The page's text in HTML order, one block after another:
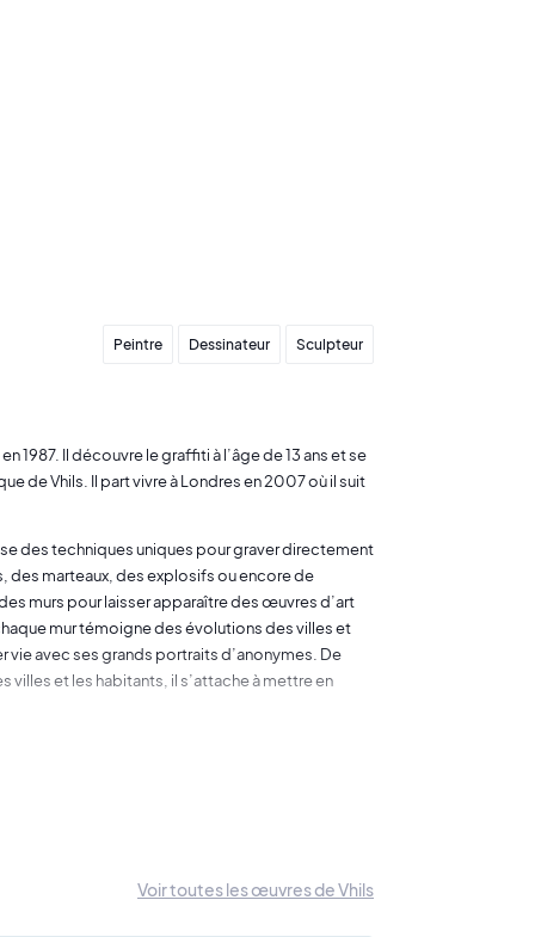
Peintre Dessinateur Sculpteur
1987. Il découvre le graffiti à l’âge de 13 ans et se
de Vhils. Il part vivre à Londres en 2007 où il suit
des techniques uniques pour graver directement
des marteaux, des explosifs ou encore de
murs pour laisser apparaître des œuvres d’art
mur témoigne des évolutions des villes et
vie avec ses grands portraits d’anonymes. De
et les habitants, il s’attache à mettre en
L’œuvre de Vhils est donc puissante et se veut
des murs, des strates que personne ne peut voir
britannique. D’ailleurs, une photo montrant
Voir toutes les œuvres de Vhils